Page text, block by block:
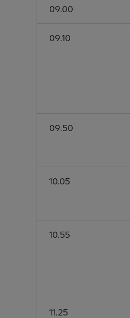
09.00
09.10
09.50
10.05
10.55
11.25